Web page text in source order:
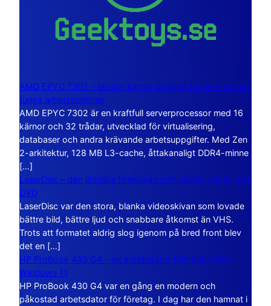
AMD EPYC 7302 – sexton kärnor byggda för servrar och
tunga arbetsstationer
AMD EPYC 7302 är en kraftfull serverprocessor med 16
kärnor och 32 trådar, utvecklad för virtualisering,
databaser och andra krävande arbetsuppgifter. Med Zen
2-arkitektur, 128 MB L3-cache, åttakanaligt DDR4-minne
[…]
LaserDisc – den jättelika filmskivan som visade vägen mot
DVD
LaserDisc var den stora, blanka videoskivan som lovade
bättre bild, bättre ljud och snabbare åtkomst än VHS.
Trots att formatet aldrig slog igenom på bred front blev
det en […]
HP ProBook 430 G4 – en arbetsdator från tiden före
Windows 11
HP ProBook 430 G4 var en gång en modern och
påkostad arbetsdator för företag. I dag har den hamnat i